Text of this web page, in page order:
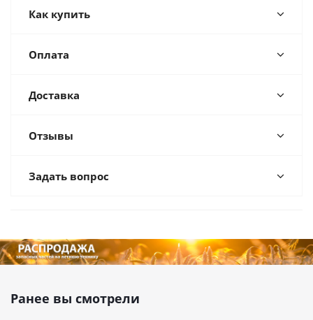
Как купить
Оплата
Доставка
Отзывы
Задать вопрос
Ранее вы смотрели